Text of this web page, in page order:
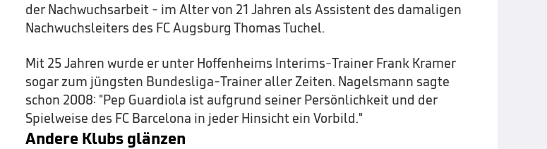
der Nachwuchsarbeit - im Alter von 21 Jahren als Assistent des damaligen
Nachwuchsleiters des FC Augsburg Thomas Tuchel.
Mit 25 Jahren wurde er unter Hoffenheims Interims-Trainer Frank Kramer
sogar zum jüngsten Bundesliga-Trainer aller Zeiten. Nagelsmann sagte
schon 2008: "Pep Guardiola ist aufgrund seiner Persönlichkeit und der
Spielweise des FC Barcelona in jeder Hinsicht ein Vorbild."
Andere Klubs glänzen